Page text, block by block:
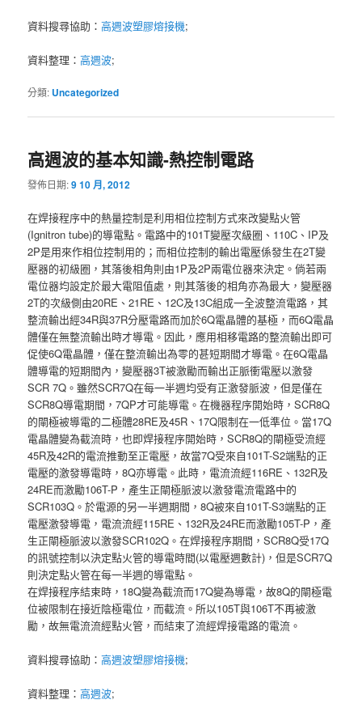
資料搜尋協助：高週波塑膠熔接機;
資料整理：高週波;
分類: Uncategorized
高週波的基本知識-熱控制電路
發佈日期:9 10 月, 2012
在焊接程序中的熱量控制是利用相位控制方式來改變點火管
(Ignitron tube)的導電點。電路中的101T變壓次級圈、110C、IP及
2P是用來作相位控制用的；而相位控制的輸出電壓係發生在2T變
壓器的初級圈，其落後相角則由1P及2P兩電位器來決定。倘若兩
電位器均設定於最大電阻值處，則其落後的相角亦為最大，變壓器
2T的次級側由20RE、21RE、12C及13C組成一全波整流電路，其
整流輸出經34R與37R分壓電路而加於6Q電晶體的基極，而6Q電晶
體僅在無整流輸出時才導電。因此，應用相移電路的整流輸出即可
促使6Q電晶體，僅在整流輸出為零的甚短期間才導電。在6Q電晶
體導電的短期間內，變壓器3T被激勵而輸出正脈衝電壓以激發
SCR 7Q。雖然SCR7Q在每一半週均受有正激發脈波，但是僅在
SCR8Q導電期間，7QP才可能導電。在機器程序開始時，SCR8Q
的閘極被導電的二極體28RE及45R、17Q限制在一低準位。當17Q
電晶體變為截流時，也即焊接程序開始時，SCR8Q的閘極受流經
45R及42R的電流推動至正電壓，故當7Q受來自101T-S2端點的正
電壓的激發導電時，8Q亦導電。此時，電流流經116RE、132R及
24RE而激勵106T-P，產生正閘極脈波以激發電流電路中的
SCR103Q。於電源的另一半週期間，8Q被來自101T-S3端點的正
電壓激發導電，電流流經115RE、132R及24RE而激勵105T-P，產
生正閘極脈波以激發SCR102Q。在焊接程序期間，SCR8Q受17Q
的訊號控制以決定點火管的導電時間(以電壓週數計)，但是SCR7Q
則決定點火管在每一半週的導電點。
在焊接程序結束時，18Q變為截流而17Q變為導電，故8Q的閘極電
位被限制在接近陰極電位，而截流。所以105T與106T不再被激
勵，故無電流流經點火管，而結束了流經焊接電路的電流。
資料搜尋協助：高週波塑膠熔接機;
資料整理：高週波;